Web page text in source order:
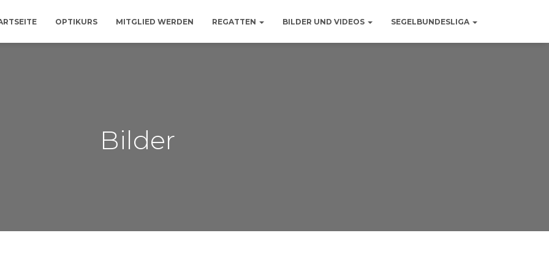
OPTIKURS MITGLIED WERDEN REGATTEN BILDER UND VIDEOS SEGELBUNDESLIGA
Bilder